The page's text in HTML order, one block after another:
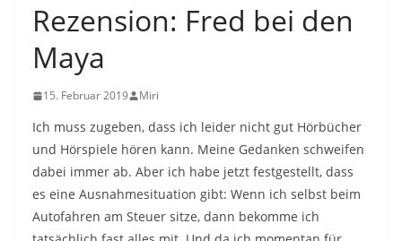
Rezension: Fred bei den
Maya
15. Februar 2019 Miri
Ich muss zugeben, dass ich leider nicht gut Hörbücher
und Hörspiele hören kann. Meine Gedanken schweifen
dabei immer ab. Aber ich habe jetzt festgestellt, dass
es eine Ausnahmesituation gibt: Wenn ich selbst beim
Autofahren am Steuer sitze, dann bekomme ich